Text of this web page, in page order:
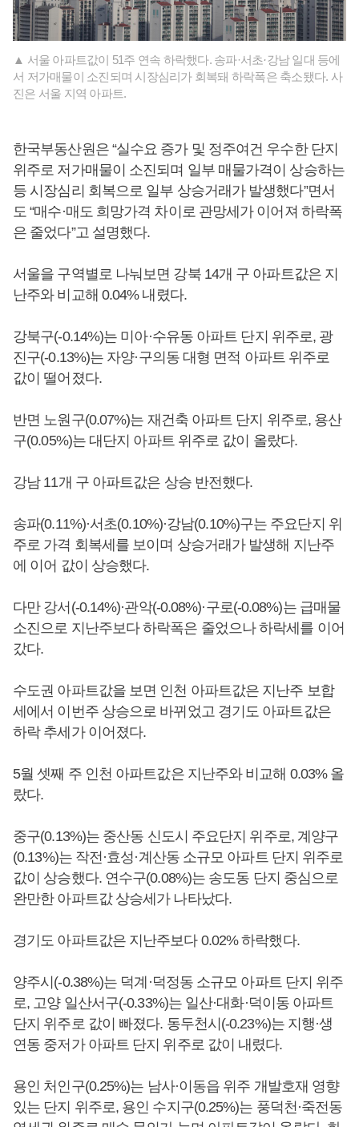
▲ 서울 아파트값이 51주 연속 하락했다. 송파·서초·강남 일대 등에
서 저가매물이 소진되며 시장심리가 회복돼 하락폭은 축소됐다. 사
진은 서울 지역 아파트.
한국부동산원은 “실수요 증가 및 정주여건 우수한 단지
위주로 저가매물이 소진되며 일부 매물가격이 상승하는
등 시장심리 회복으로 일부 상승거래가 발생했다”면서
도 “매수·매도 희망가격 차이로 관망세가 이어져 하락폭
은 줄었다”고 설명했다.
서울을 구역별로 나눠보면 강북 14개 구 아파트값은 지
난주와 비교해 0.04% 내렸다.
강북구(-0.14%)는 미아·수유동 아파트 단지 위주로, 광
진구(-0.13%)는 자양·구의동 대형 면적 아파트 위주로
값이 떨어졌다.
반면 노원구(0.07%)는 재건축 아파트 단지 위주로, 용산
구(0.05%)는 대단지 아파트 위주로 값이 올랐다.
강남 11개 구 아파트값은 상승 반전했다.
송파(0.11%)·서초(0.10%)·강남(0.10%)구는 주요단지 위
주로 가격 회복세를 보이며 상승거래가 발생해 지난주
에 이어 값이 상승했다.
다만 강서(-0.14%)·관악(-0.08%)·구로(-0.08%)는 급매물
소진으로 지난주보다 하락폭은 줄었으나 하락세를 이어
갔다.
수도권 아파트값을 보면 인천 아파트값은 지난주 보합
세에서 이번주 상승으로 바뀌었고 경기도 아파트값은
하락 추세가 이어졌다.
5월 셋째 주 인천 아파트값은 지난주와 비교해 0.03% 올
랐다.
중구(0.13%)는 중산동 신도시 주요단지 위주로, 계양구
(0.13%)는 작전·효성·계산동 소규모 아파트 단지 위주로
값이 상승했다. 연수구(0.08%)는 송도동 단지 중심으로
완만한 아파트값 상승세가 나타났다.
경기도 아파트값은 지난주보다 0.02% 하락했다.
양주시(-0.38%)는 덕계·덕정동 소규모 아파트 단지 위주
로, 고양 일산서구(-0.33%)는 일산·대화·덕이동 아파트
단지 위주로 값이 빠졌다. 동두천시(-0.23%)는 지행·생
연동 중저가 아파트 단지 위주로 값이 내렸다.
용인 처인구(0.25%)는 남사·이동읍 위주 개발호재 영향
있는 단지 위주로, 용인 수지구(0.25%)는 풍덕천·죽전동